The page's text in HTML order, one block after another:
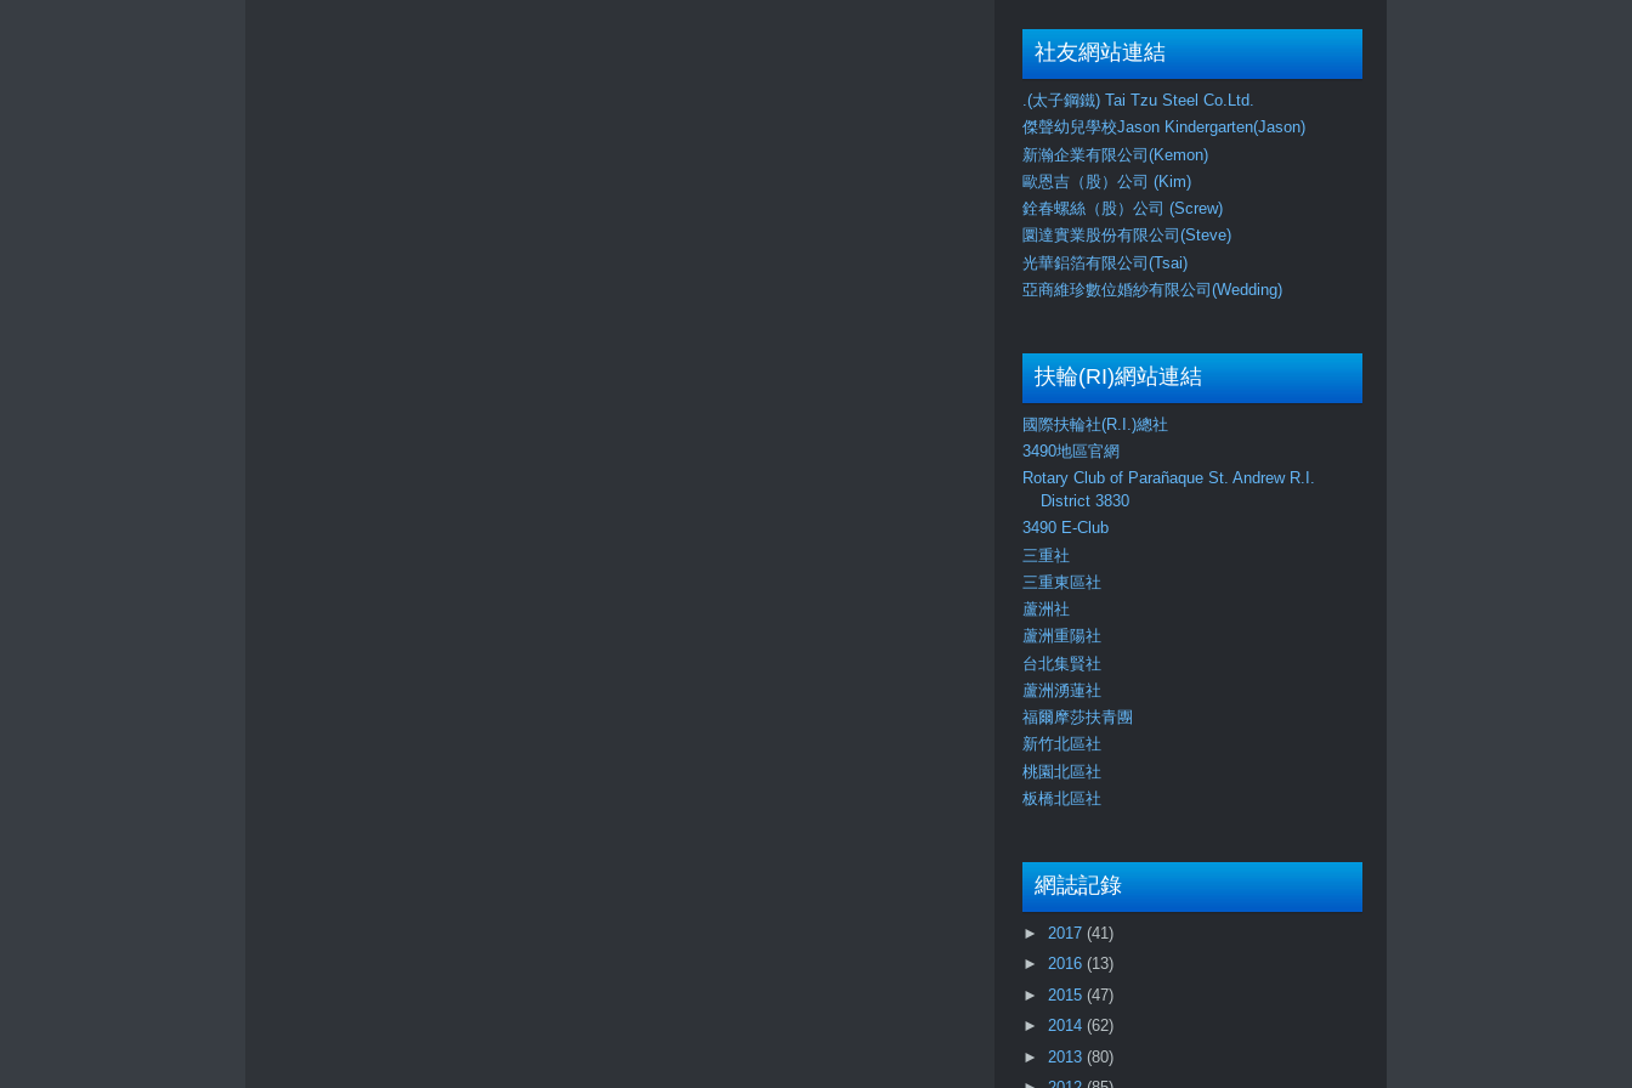
社友網站連結
.(太子鋼鐵) Tai Tzu Steel Co.Ltd.
傑聲幼兒學校Jason Kindergarten(Jason)
新瀚企業有限公司(Kemon)
歐恩吉（股）公司 (Kim)
銓春螺絲（股）公司 (Screw)
圜達實業股份有限公司(Steve)
光華鋁箔有限公司(Tsai)
亞商維珍數位婚紗有限公司(Wedding)
扶輪(RI)網站連結
國際扶輪社(R.I.)總社
3490地區官網
Rotary Club of Parañaque St. Andrew R.I.
District 3830
3490 E-Club
三重社
三重東區社
蘆洲社
蘆洲重陽社
台北集賢社
蘆洲湧蓮社
福爾摩莎扶青團
新竹北區社
桃園北區社
板橋北區社
網誌記錄
► 2017 (41)
► 2016 (13)
► 2015 (47)
► 2014 (62)
► 2013 (80)